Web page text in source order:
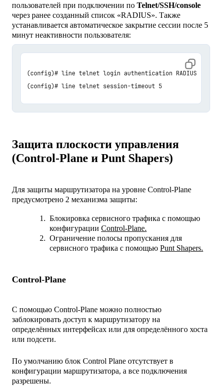
пользователей при подключении по Telnet/SSH/console
через ранее созданный список «RADIUS». Также
устанавливается автоматическое закрытие сессии после 5
минут неактивности пользователя:
(config)# line telnet login authentication RADIUS
(config)# line telnet session-timeout 5
Защита плоскости управления
(Control-Plane и Punt Shapers)
Для защиты маршрутизатора на уровне Control-Plane
предусмотрено 2 механизма защиты:
Блокировка сервисного трафика с помощью
конфигурации Control-Plane.
Ограничение полосы пропускания для
сервисного трафика с помощью Punt Shapers.
Control-Plane
С помощью Control-Plane можно полностью
заблокировать доступ к маршрутизатору на
определённых интерфейсах или для определённого хоста
или подсети.
По умолчанию блок Control Plane отсутствует в
конфигурации маршрутизатора, а все подключения
разрешены.